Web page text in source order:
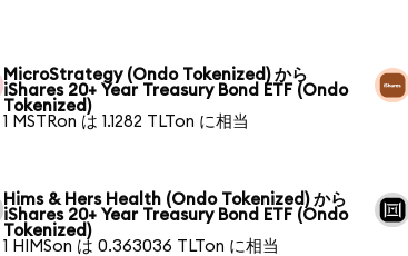
MicroStrategy (Ondo Tokenized) から
iShares 20+ Year Treasury Bond ETF (Ondo
Tokenized)
1 MSTRon は 1.1282 TLTon に相当
Hims & Hers Health (Ondo Tokenized) から
iShares 20+ Year Treasury Bond ETF (Ondo
Tokenized)
1 HIMSon は 0.363036 TLTon に相当